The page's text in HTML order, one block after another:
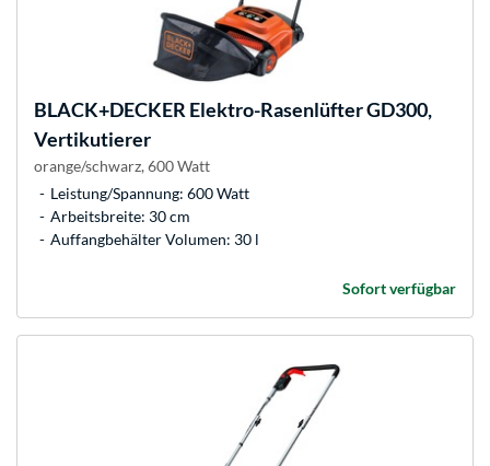
BLACK+DECKER Elektro-Rasenlüfter GD300,
Vertikutierer
orange/schwarz, 600 Watt
Leistung/Spannung: 600 Watt
Arbeitsbreite: 30 cm
Auffangbehälter Volumen: 30 l
Sofort verfügbar